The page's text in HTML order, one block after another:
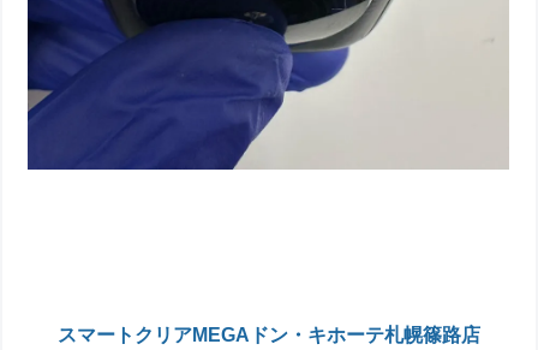
スマートクリアMEGAドン・キホーテ札幌篠路店